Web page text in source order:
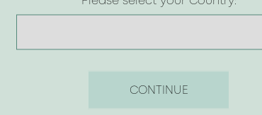
CONTINUE